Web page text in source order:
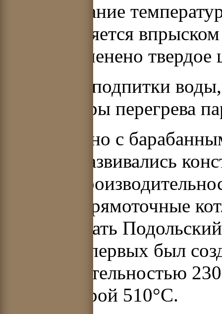
Регулирование
осуществляется
котле применено
Процессы подпитки
температуры перегрева
Параллельно с
времени развивались
средней
столетия прямоточные
изготавливать
Одним из первых был
производительностью
температурой 510°С.